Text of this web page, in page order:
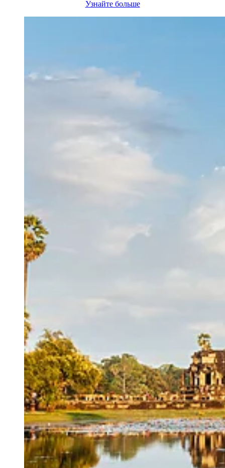
Узнайте больше